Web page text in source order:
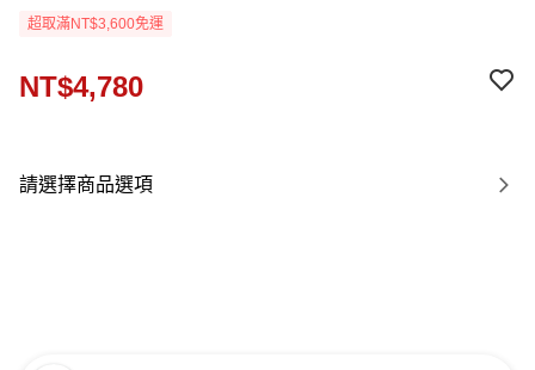
超取滿NT$3,600免運
NT$4,780
請選擇商品選項